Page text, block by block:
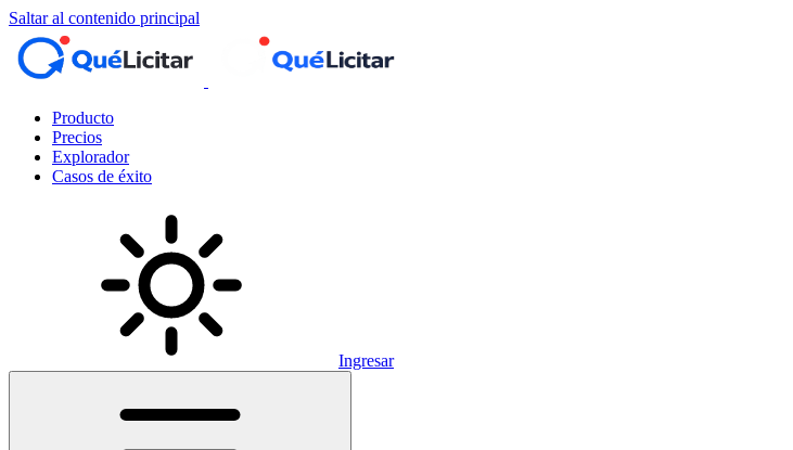
Saltar al contenido principal
Producto
Precios
Explorador
Casos de éxito
Ingresar